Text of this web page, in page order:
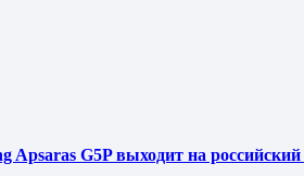
Apsaras G5P выходит на